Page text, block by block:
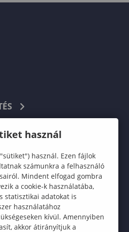
használ
használ. Ezen fájlok
számunkra a felhasználó
Mindent elfogad gombra
a cookie-k használatába,
statisztikai adatokat is
használatához
kívül. Amennyiben
akkor átirányítjuk a